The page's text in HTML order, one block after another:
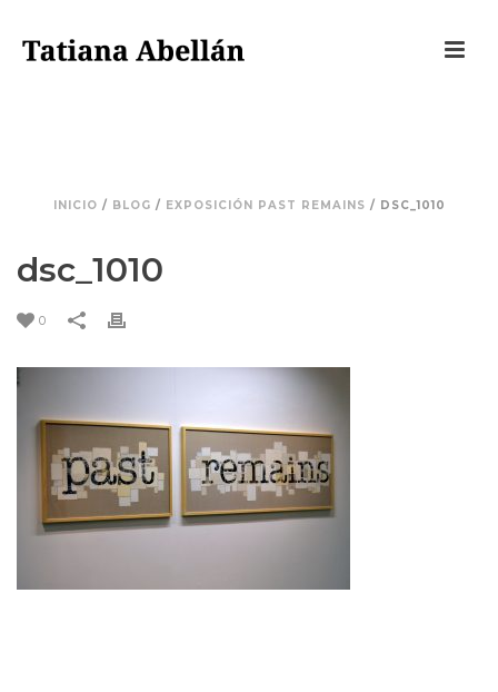
INICIO / BLOG / EXPOSICIÓN PAST REMAINS / DSC_1010
dsc_1010
0